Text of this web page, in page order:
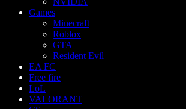
Games
Minecraft
Roblox
GTA
Resident Evil
EA FC
Free fire
LoL
VALORANT